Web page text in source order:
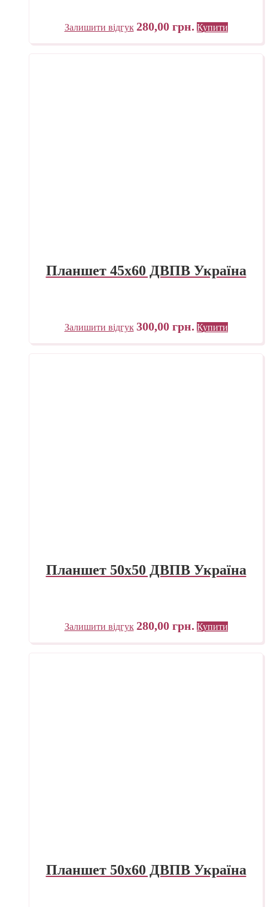
Залишити відгук 280,00 грн. Купити
Планшет 45х60 ДВПВ Україна
Залишити відгук 300,00 грн. Купити
Планшет 50х50 ДВПВ Україна
Залишити відгук 280,00 грн. Купити
Планшет 50х60 ДВПВ Україна